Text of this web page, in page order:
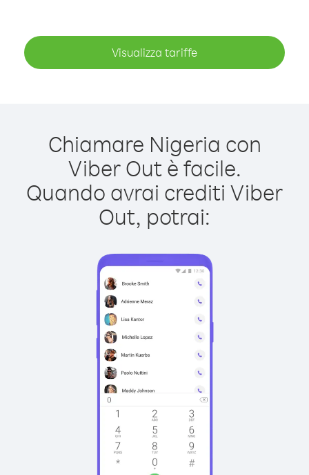
Visualizza tariffe
Chiamare Nigeria con
Viber Out è facile.
Quando avrai crediti Viber
Out, potrai: